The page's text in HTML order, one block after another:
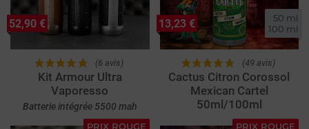
(6 avis)
Kit Armour Ultra
Vaporesso
Batterie intégrée 5500 mah
52,90 €
50 ml
100 ml
(49 avis)
Cactus Citron Corossol
Mexican Cartel
50ml/100ml
13,23 €
PRIX ROUGE PRIX ROUGE